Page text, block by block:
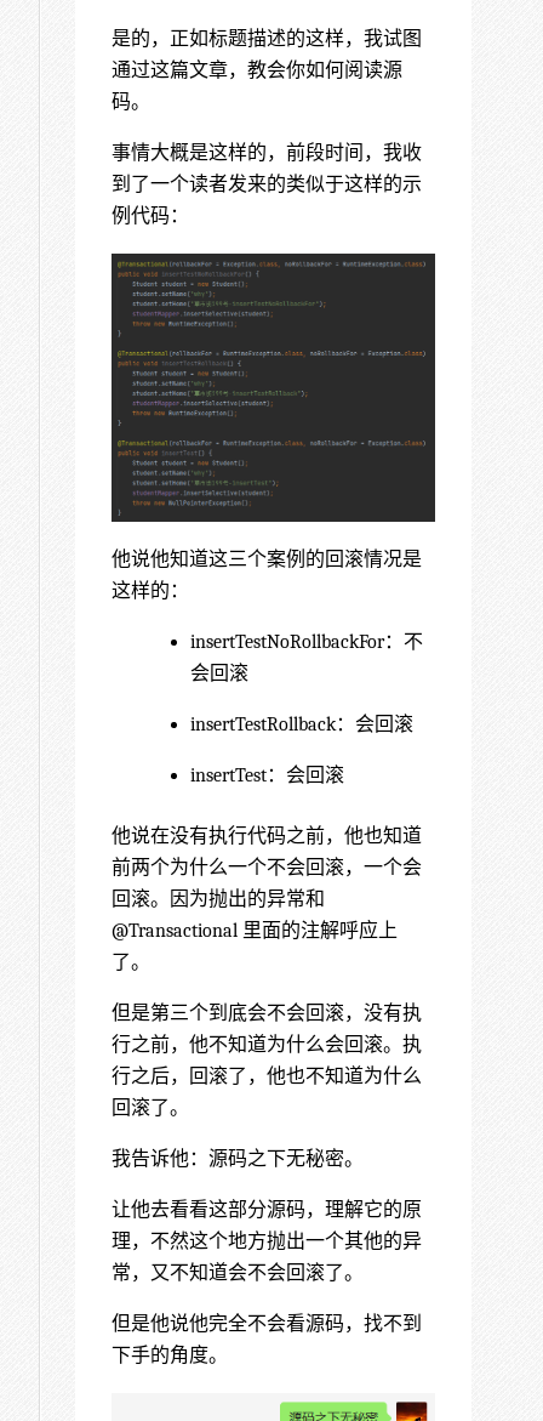
是的，正如标题描述的这样，我试图
通过这篇文章，教会你如何阅读源
码。
事情大概是这样的，前段时间，我收
到了一个读者发来的类似于这样的示
例代码：
他说他知道这三个案例的回滚情况是
这样的：
insertTestNoRollbackFor：不
会回滚
insertTestRollback：会回滚
insertTest：会回滚
他说在没有执行代码之前，他也知道
前两个为什么一个不会回滚，一个会
回滚。因为抛出的异常和
@Transactional 里面的注解呼应上
了。
但是第三个到底会不会回滚，没有执
行之前，他不知道为什么会回滚。执
行之后，回滚了，他也不知道为什么
回滚了。
我告诉他：源码之下无秘密。
让他去看看这部分源码，理解它的原
理，不然这个地方抛出一个其他的异
常，又不知道会不会回滚了。
但是他说他完全不会看源码，找不到
下手的角度。